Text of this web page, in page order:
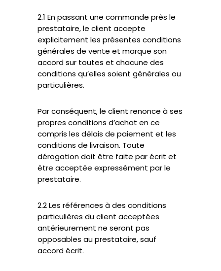
2.1 En passant une commande près le
prestataire, le client accepte
explicitement les présentes conditions
générales de vente et marque son
accord sur toutes et chacune des
conditions qu’elles soient générales ou
particulières.
Par conséquent, le client renonce à ses
propres conditions d’achat en ce
compris les délais de paiement et les
conditions de livraison. Toute
dérogation doit être faite par écrit et
être acceptée expressément par le
prestataire.
2.2 Les références à des conditions
particulières du client acceptées
antérieurement ne seront pas
opposables au prestataire, sauf
accord écrit.